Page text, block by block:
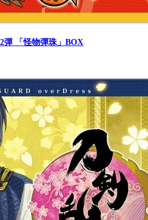
彈 「怪物彈珠」BOX